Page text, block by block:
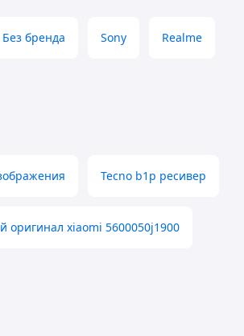
Без бренда Sony Realme
Tecno b1p ресивер
оригинал xiaomi 5600050j1900